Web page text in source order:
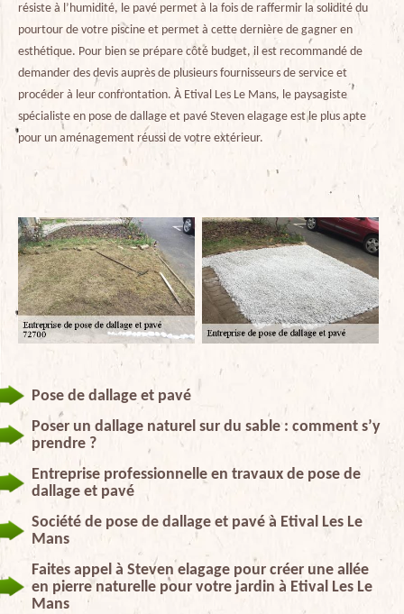
résiste à l’humidité, le pavé permet à la fois de raffermir la solidité du
pourtour de votre piscine et permet à cette dernière de gagner en
esthétique. Pour bien se prépare côté budget, il est recommandé de
demander des devis auprès de plusieurs fournisseurs de service et
procéder à leur confrontation. À Etival Les Le Mans, le paysagiste
spécialiste en pose de dallage et pavé Steven elagage est le plus apte
pour un aménagement réussi de votre extérieur.
Pose de dallage et pavé
Poser un dallage naturel sur du sable : comment s’y
prendre ?
Entreprise professionnelle en travaux de pose de
dallage et pavé
Société de pose de dallage et pavé à Etival Les Le
Mans
Faites appel à Steven elagage pour créer une allée
en pierre naturelle pour votre jardin à Etival Les Le
Mans